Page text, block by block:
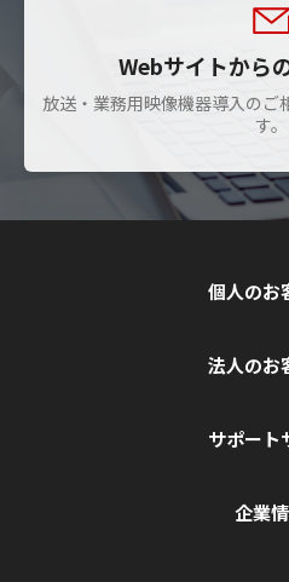
Webサイトから
放送・業務用映像機器導入のご
す。
個人のお
法人のお
サポート
企業